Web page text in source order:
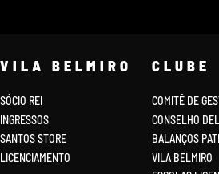
VILA BELMIRO
SÓCIO REI
INGRESSOS
SANTOS STORE
LICENCIAMENTO
CLUBE
COMITÊ DE
CONSELHO
BALANÇOS
VILA BELMIRO